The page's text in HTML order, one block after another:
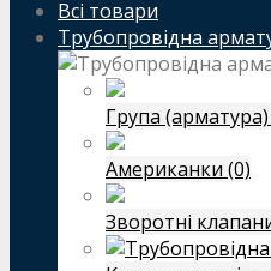
Всі товари
Трубопровідна
Група
Американки (0)
Зворотні